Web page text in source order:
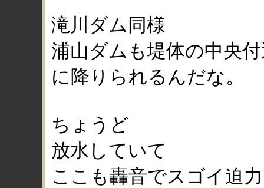
滝川ダム同様
浦山ダムも堤体の中央
に降りられるんだな。
ちょうど
放水していて
ここも轟音でスゴイ迫